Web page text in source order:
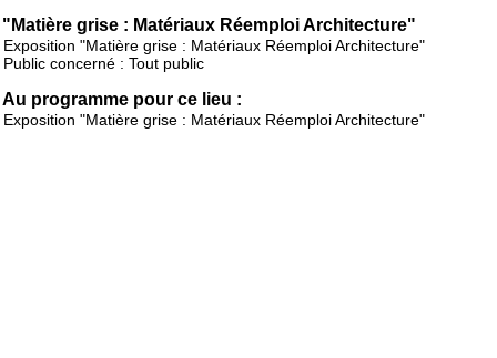
"Matière grise : Matériaux Réemploi Architecture"
Exposition "Matière grise : Matériaux Réemploi Architecture"
Public concerné : Tout public
Au programme pour ce lieu :
Exposition "Matière grise : Matériaux Réemploi Architecture"